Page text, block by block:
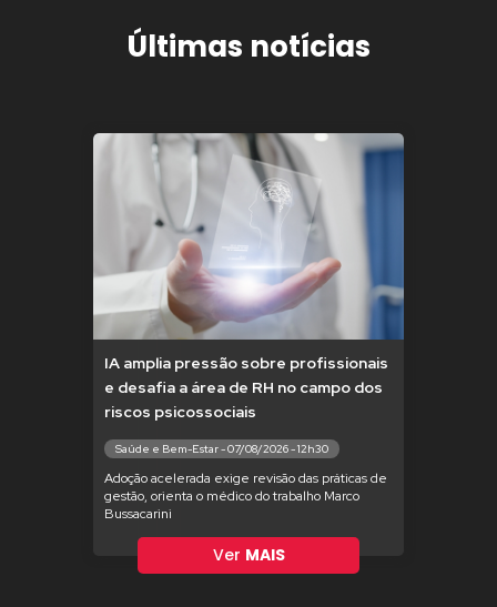
Últimas notícias
IA amplia pressão sobre profissionais
e desafia a área de RH no campo dos
riscos psicossociais
Saúde e Bem-Estar - 07/08/2026 - 12h30
Adoção acelerada exige revisão das práticas de
gestão, orienta o médico do trabalho Marco
Bussacarini
Ver MAIS